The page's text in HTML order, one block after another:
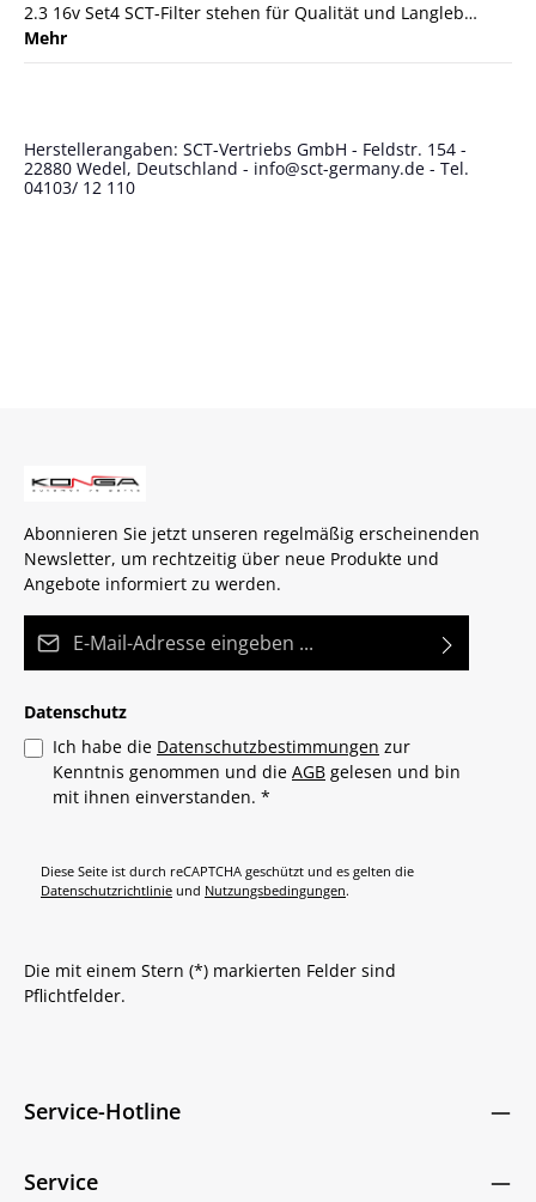
2.3 16v Set4 SCT-Filter stehen für Qualität und Langleb…
Mehr
Herstellerangaben: SCT-Vertriebs GmbH - Feldstr. 154 -
22880 Wedel, Deutschland - info@sct-germany.de - Tel.
04103/ 12 110
Abonnieren Sie jetzt unseren regelmäßig erscheinenden
Newsletter, um rechtzeitig über neue Produkte und
Angebote informiert zu werden.
Datenschutz
Ich habe die Datenschutzbestimmungen zur
Kenntnis genommen und die AGB gelesen und bin
mit ihnen einverstanden. *
Diese Seite ist durch reCAPTCHA geschützt und es gelten die
Datenschutzrichtlinie und Nutzungsbedingungen.
Die mit einem Stern (*) markierten Felder sind
Pflichtfelder.
Service-Hotline
Service